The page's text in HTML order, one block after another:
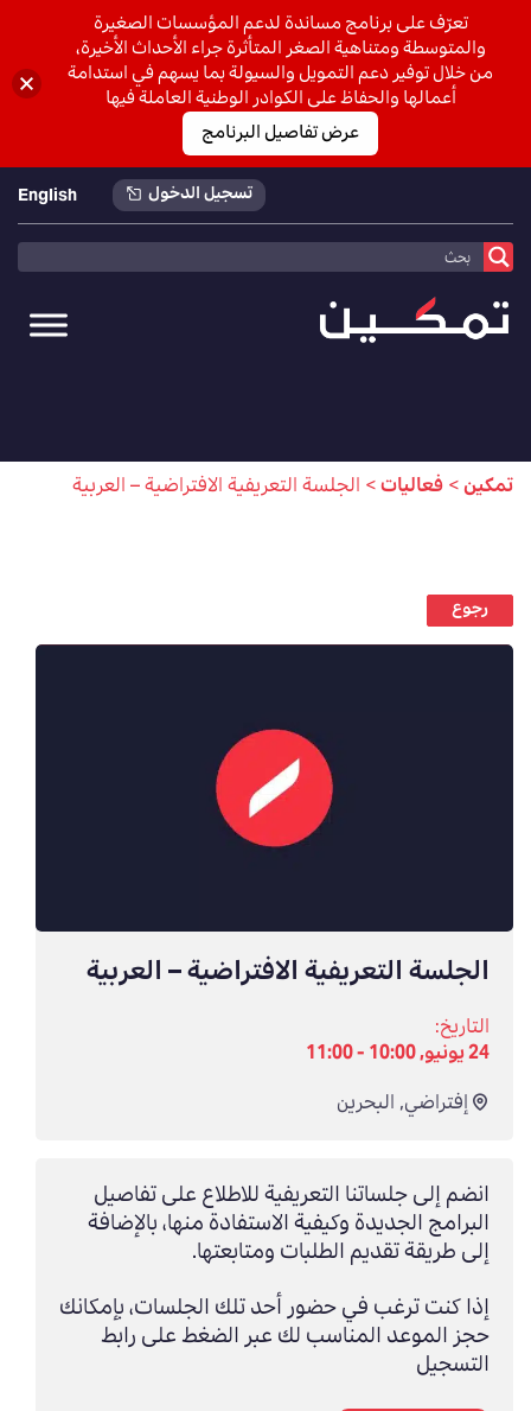
تسجيل الدخول English
تمكين>فعاليات>الجلسة التعريفية الافتراضية – العربية
رجوع
الجلسة التعريفية الافتراضية – العربية
التاريخ:
24 يونيو, 10:00 - 11:00
إفتراضي,البحرين
انضم إلى جلساتنا التعريفية للاطلاع على تفاصيل
البرامج الجديدة وكيفية الاستفادة منها، بالإضافة
إلى طريقة تقديم الطلبات ومتابعتها.
إذا كنت ترغب في حضور أحد تلك الجلسات، بإمكانك
حجز الموعد المناسب لك عبر الضغط على رابط
التسجيل
تعرّف على برنامج مساندة لدعم المؤسسات الصغيرة
والمتوسطة ومتناهية الصغر المتأثرة جراء الأحداث الأخيرة،
من خلال توفير دعم التمويل والسيولة بما يسهم في استدامة
أعمالها والحفاظ على الكوادر الوطنية العاملة فيها
عرض تفاصيل البرنامج